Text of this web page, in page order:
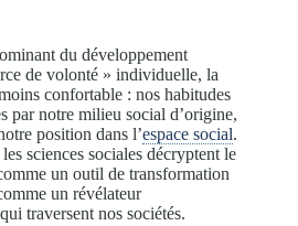
du développement
de volonté » individuelle, la
confortable : nos habitudes
par notre milieu social d’origine,
position dans l’espace social.
sciences sociales décryptent le
un outil de transformation
un révélateur
qui traversent nos sociétés.